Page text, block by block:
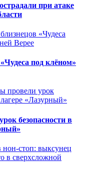
при атаке
под клёном»
безопасности в